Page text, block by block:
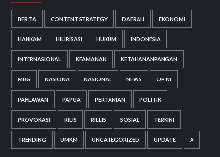
BERITA CONTENT STRATEGY DAERAH EKONOMI
HANKAM HILIRISASI HUKUM INDONESIA
INTERNASIONAL KEAMANAN KETAHANANPANGAN
MBG NASIONA NASIONAL NEWS OPINI
PAHLAWAN PAPUA PERTANIAN POLITIK
PROVOKASI RILIS RILLIS SOSIAL TERKINI
TRENDING UMKM UNCATEGORIZED UPDATE X